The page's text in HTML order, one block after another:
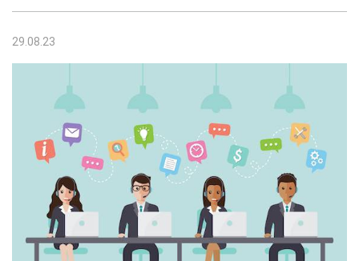
29.08.23